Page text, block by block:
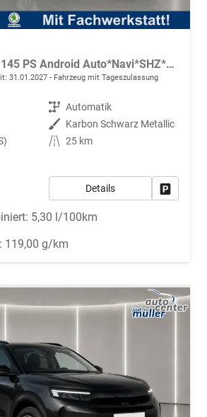
Ultimate Hybrid 145 PS Android Auto*Navi*SHZ*Tech Paket GS*Kamera*Klimaauto
31.01.2027 Fahrzeug mit Tageszulassung
Getriebe Automatik
Außenfarbe Karbon Schwarz Metallic
Kilometerstand 25 km
Details
5,30 l/100km
119,00 g/km